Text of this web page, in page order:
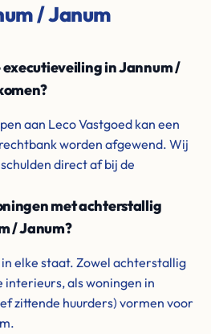
/ Janum
executieveiling in Jannum /
aan Leco Vastgoed kan een
worden afgewend. Wij
direct af bij de
met achterstallig
/ Janum?
elke staat. Zowel achterstallig
als woningen in
zittende huurders) vormen voor